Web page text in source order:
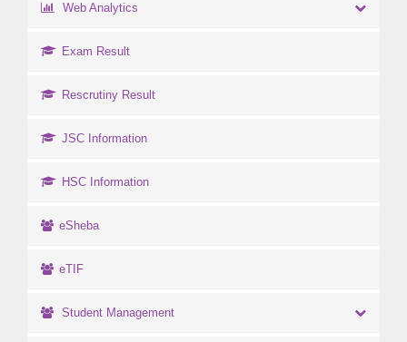
Web Analytics
Exam Result
Rescrutiny Result
JSC Information
HSC Information
eSheba
eTIF
Student Management